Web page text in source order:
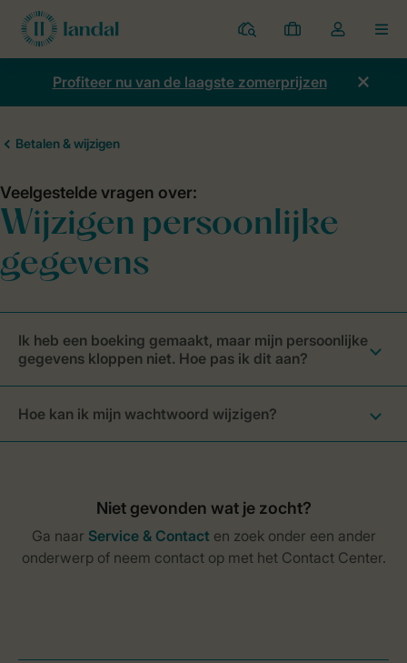
Parken
Mijn
boekingen
Open
de
dropdown
Profiteer nu van de laagste zomerprijzen
Ik heb een boeking gemaakt, maar mijn persoonlijke
gegevens kloppen niet. Hoe pas ik dit aan?
Hoe kan ik mijn wachtwoord wijzigen?